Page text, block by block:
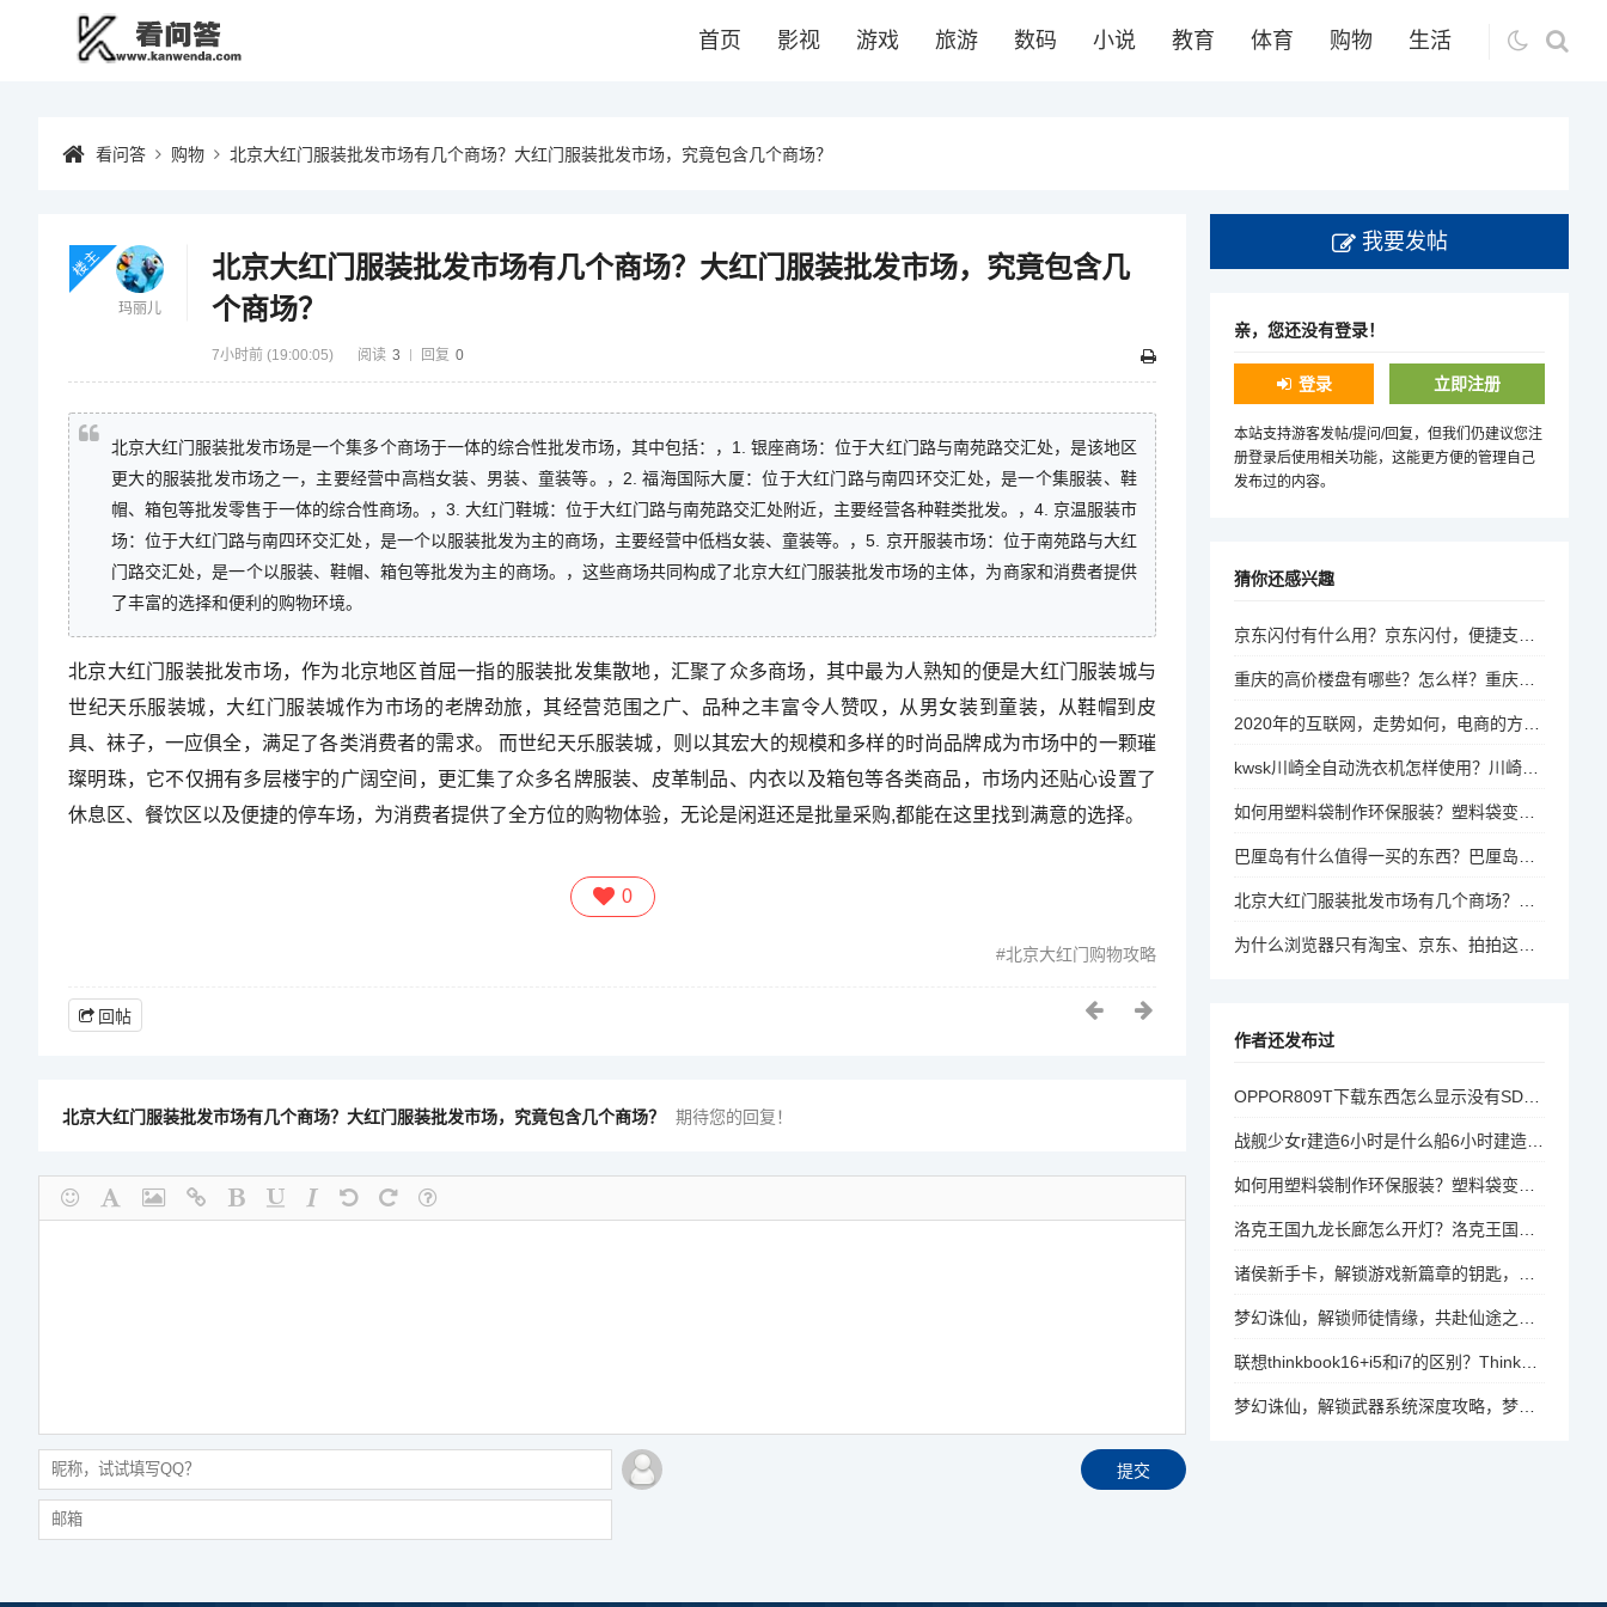
首页 影视 游戏 旅游 数码 小说 教育 体育 购物 生活
看问答 购物 北京大红门服装批发市场有几个商场？大红门服装批发市场，究竟包含几个商场？
北京大红门服装批发市场有几个商场？大红门服装批发市场，究竟包含几
个商场？
7小时前 (19:00:05) 阅读 3 回复 0
玛丽儿
楼主
北京大红门服装批发市场是一个集多个商场于一体的综合性批发市场，其中包括：，1. 银座商场：位于大红门路与南苑路交汇处，是该地区
更大的服装批发市场之一，主要经营中高档女装、男装、童装等。，2. 福海国际大厦：位于大红门路与南四环交汇处，是一个集服装、鞋
帽、箱包等批发零售于一体的综合性商场。，3. 大红门鞋城：位于大红门路与南苑路交汇处附近，主要经营各种鞋类批发。，4. 京温服装市
场：位于大红门路与南四环交汇处，是一个以服装批发为主的商场，主要经营中低档女装、童装等。，5. 京开服装市场：位于南苑路与大红
门路交汇处，是一个以服装、鞋帽、箱包等批发为主的商场。，这些商场共同构成了北京大红门服装批发市场的主体，为商家和消费者提供
了丰富的选择和便利的购物环境。
北京大红门服装批发市场，作为北京地区首屈一指的服装批发集散地，汇聚了众多商场，其中最为人熟知的便是大红门服装城与
世纪天乐服装城，大红门服装城作为市场的老牌劲旅，其经营范围之广、品种之丰富令人赞叹，从男女装到童装，从鞋帽到皮
具、袜子，一应俱全，满足了各类消费者的需求。 而世纪天乐服装城，则以其宏大的规模和多样的时尚品牌成为市场中的一颗璀
璨明珠，它不仅拥有多层楼宇的广阔空间，更汇集了众多名牌服装、皮革制品、内衣以及箱包等各类商品，市场内还贴心设置了
休息区、餐饮区以及便捷的停车场，为消费者提供了全方位的购物体验，无论是闲逛还是批量采购,都能在这里找到满意的选择。
0
北京大红门购物攻略
回帖
北京大红门服装批发市场有几个商场？大红门服装批发市场，究竟包含几个商场？ 期待您的回复！
我要发帖
亲，您还没有登录！
登录 立即注册
本站支持游客发帖/提问/回复，但我们仍建议您注
册登录后使用相关功能，这能更方便的管理自己
发布过的内容。
猜你还感兴趣
京东闪付有什么用？京东闪付，便捷支付新体验，你真的了解它的优势吗？
重庆的高价楼盘有哪些？怎么样？重庆高价楼盘大盘点，性价比与居住体验如何？
2020年的互联网，走势如何，电商的方向是怎么样的？2020年互联网走势与电商发展方向探析
kwsk川崎全自动洗衣机怎样使用？川崎全自动洗衣机，新手使用指南
如何用塑料袋制作环保服装？塑料袋变时尚，DIY环保服装的创意指南
巴厘岛有什么值得一买的东西？巴厘岛购物攻略，必买特色商品推荐
北京大红门服装批发市场有几个商场？大红门服装批发市场，究竟包含几个商场？
为什么浏览器只有淘宝、京东、拍拍这些购物网站进不去？为何特定购物网站如淘宝、京东、拍拍在浏览器中无法访问？
作者还发布过
OPPOR809T下载东西怎么显示没有SD卡.而且也看不到内存卡？OPPOR809T手机为何无法识别SD卡并显示无内存卡？
战舰少女r建造6小时是什么船6小时建造时间出什么？战舰少女R6小时建造时间能出什么稀有战舰？
如何用塑料袋制作环保服装？塑料袋变时尚，DIY环保服装的创意指南
洛克王国九龙长廊怎么开灯？洛克王国九龙长廊，如何点亮神秘灯笼？
诸侯新手卡，解锁游戏新篇章的钥匙，诸侯新手卡，解锁游戏新篇章的神秘钥匙？
梦幻诛仙，解锁师徒情缘，共赴仙途之旅，梦幻诛仙师徒情缘，解锁仙途之旅的秘密
联想thinkbook16+i5和i7的区别？ThinkBook 16+ i5与i7版本，性能差异大揭秘
梦幻诛仙，解锁武器系统深度攻略，梦幻诛仙解锁武器系统，深度攻略指南